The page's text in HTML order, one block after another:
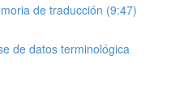
de traducción (9:47)
de datos terminológica